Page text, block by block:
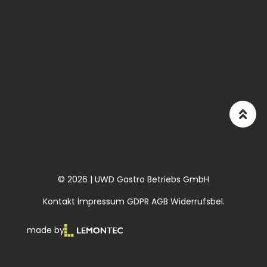
© 2026 | UWD Gastro Betriebs GmbH
Kontakt Impressum GDPR AGB Widerrufsbel.
made by